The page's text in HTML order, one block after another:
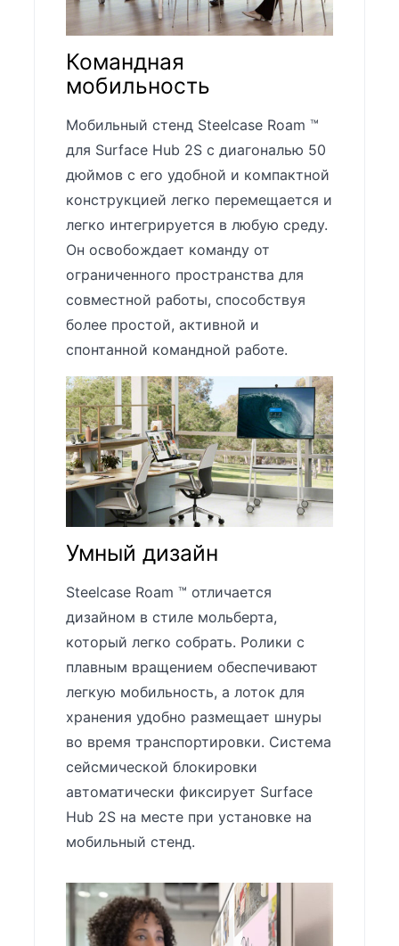
Командная
мобильность
Мобильный стенд Steelcase Roam ™
для Surface Hub 2S с диагональю 50
дюймов с его удобной и компактной
конструкцией легко перемещается и
легко интегрируется в любую среду.
Он освобождает команду от
ограниченного пространства для
совместной работы, способствуя
более простой, активной и
спонтанной командной работе.
Умный дизайн
Steelcase Roam ™ отличается
дизайном в стиле мольберта,
который легко собрать. Ролики с
плавным вращением обеспечивают
легкую мобильность, а лоток для
хранения удобно размещает шнуры
во время транспортировки. Система
сейсмической блокировки
автоматически фиксирует Surface
Hub 2S на месте при установке на
мобильный стенд.